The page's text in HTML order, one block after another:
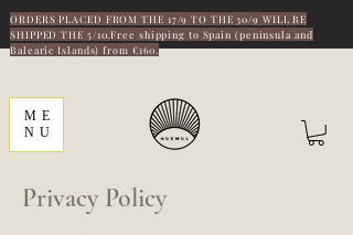
ORDERS PLACED FROM THE 17/9 TO THE 30/9 WILL BE
SHIPPED THE 5/10.Free shipping to Spain (peninsula and
Balearic Islands) from €160.
ME
NU
Privacy Policy